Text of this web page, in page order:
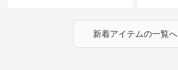
新着アイテムの一覧へ